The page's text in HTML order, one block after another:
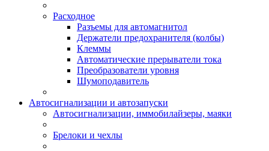
Расходное
Разъемы для автомагнитол
Держатели предохранителя (колбы)
Клеммы
Автоматические прерыватели тока
Преобразователи уровня
Шумоподавитель
Автосигнализации и автозапуски
Автосигнализации, иммобилайзеры, маяки
Брелоки и чехлы